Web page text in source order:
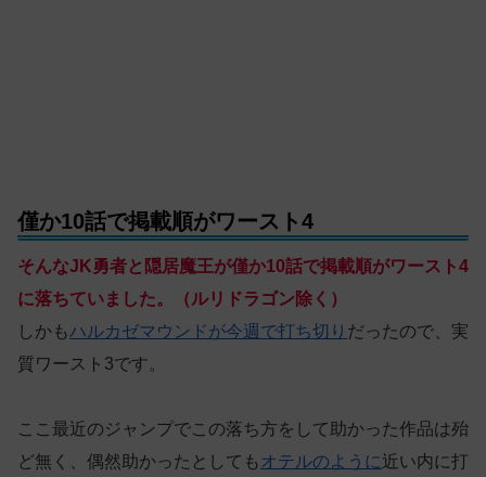
僅か10話で掲載順がワースト4
そんなJK勇者と隠居魔王が僅か10話で掲載順がワースト4
に落ちていました。（ルリドラゴン除く）
しかもハルカゼマウンドが今週で打ち切り だったので、実
質ワースト3です。
ここ最近のジャンプでこの落ち方をして助かった作品は殆
ど無く、偶然助かったとしてもオテルのように近い内に打